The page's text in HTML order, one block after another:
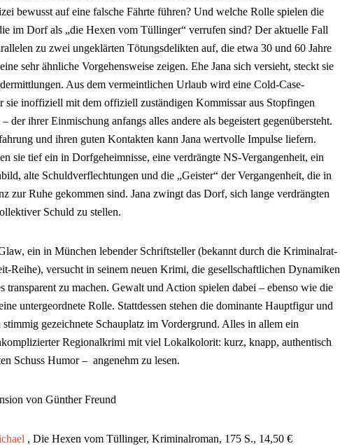
bewusst auf eine falsche Fährte führen? Und welche Rolle spielen die
im Dorf als „die Hexen vom Tüllinger“ verrufen sind? Der aktuelle Fall
zu zwei ungeklärten Tötungsdelikten auf, die etwa 30 und 60 Jahre
sehr ähnliche Vorgehensweise zeigen. Ehe Jana sich versieht, steckt sie
Aus dem vermeintlichen Urlaub wird eine Cold-Case-
sie inoffiziell mit dem offiziell zuständigen Kommissar aus Stopfingen
der ihrer Einmischung anfangs alles andere als begeistert gegenübersteht.
und ihren guten Kontakten kann Jana wertvolle Impulse liefern.
sie tief ein in Dorfgeheimnisse, eine verdrängte NS-Vergangenheit, ein
alte Schuldverflechtungen und die „Geister“ der Vergangenheit, die in
zur Ruhe gekommen sind. Jana zwingt das Dorf, sich lange verdrängten
Schuld zu stellen.
ein in München lebender Schriftsteller (bekannt durch die Kriminalrat-
Reihe), versucht in seinem neuen Krimi, die gesellschaftlichen Dynamiken
transparent zu machen. Gewalt und Action spielen dabei – ebenso wie die
untergeordnete Rolle. Stattdessen stehen die dominante Hauptfigur und
stimmig gezeichnete Schauplatz im Vordergrund. Alles in allem ein
Regionalkrimi mit viel Lokalkolorit: kurz, knapp, authentisch
Schuss Humor – angenehm zu lesen.
von Günther Freund
, Die Hexen vom Tüllinger, Kriminalroman, 175 S., 14,50 €